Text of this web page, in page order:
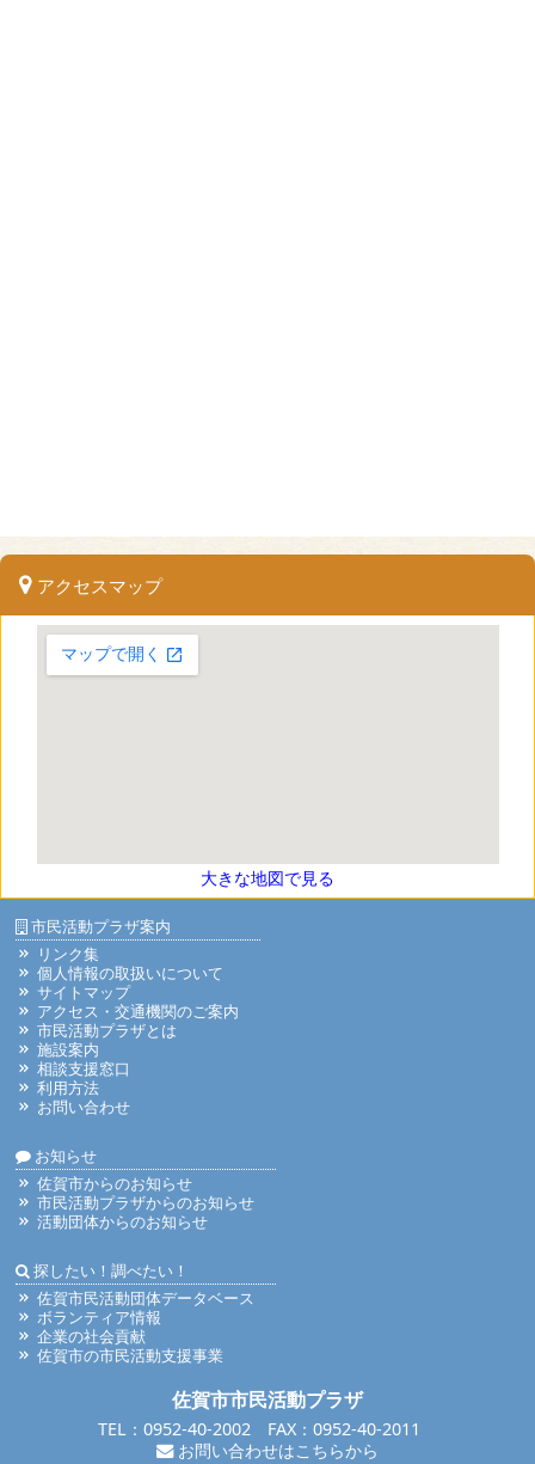
アクセスマップ
大きな地図で見る
市民活動プラザ案内
リンク集
個人情報の取扱いについて
サイトマップ
アクセス・交通機関のご案内
市民活動プラザとは
施設案内
相談支援窓口
利用方法
お問い合わせ
お知らせ
佐賀市からのお知らせ
市民活動プラザからのお知らせ
活動団体からのお知らせ
探したい！調べたい！
佐賀市民活動団体データベース
ボランティア情報
企業の社会貢献
佐賀市の市民活動支援事業
佐賀市市民活動プラザ
TEL：0952-40-2002 FAX：0952-40-2011
お問い合わせはこちらから